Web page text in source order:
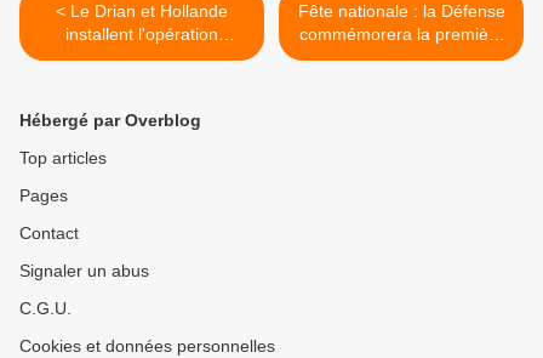
< Le Drian et Hollande
installent l'opération
Barkhane
Fête nationale : la Défense
commémorera la première
Guerre mondiale (Belgique)
Hébergé par Overblog
Top articles
Pages
Contact
Signaler un abus
C.G.U.
Cookies et données personnelles